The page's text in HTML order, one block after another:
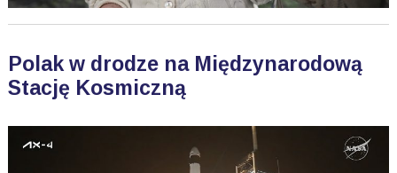
Polak w drodze na Międzynarodową
Stację Kosmiczną